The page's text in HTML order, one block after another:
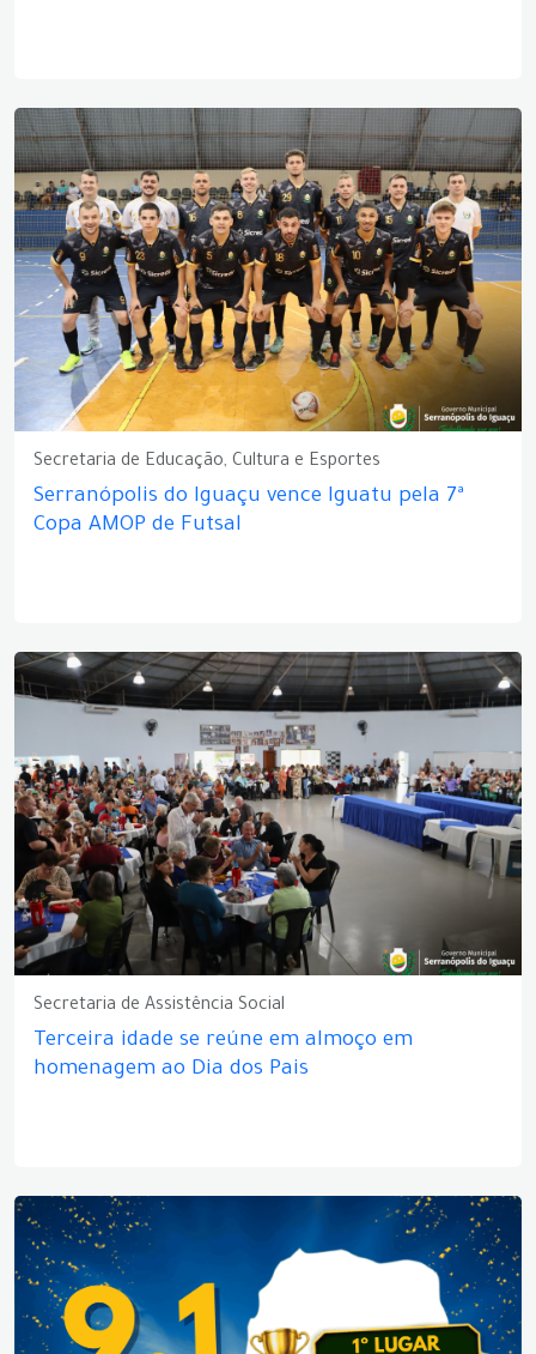
Secretaria de Educação, Cultura e Esportes
Serranópolis do Iguaçu vence Iguatu pela 7ª
Copa AMOP de Futsal
Secretaria de Assistência Social
Terceira idade se reúne em almoço em
homenagem ao Dia dos Pais